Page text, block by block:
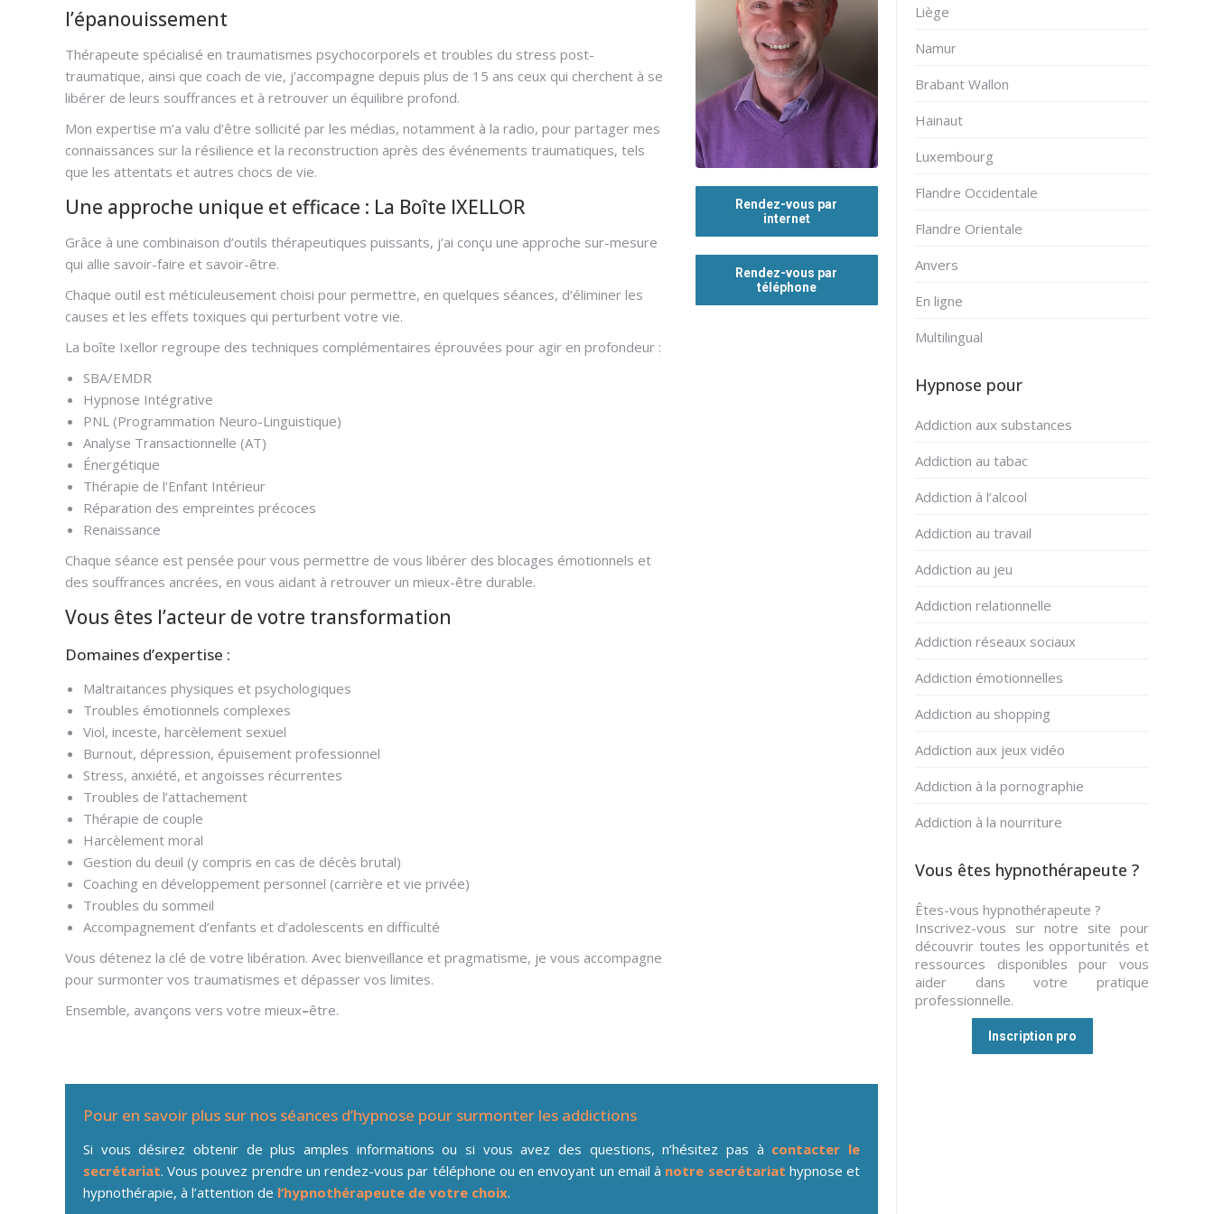
l’épanouissement
Thérapeute spécialisé en traumatismes psychocorporels et troubles du stress post-
traumatique, ainsi que coach de vie, j’accompagne depuis plus de 15 ans ceux qui cherchent à se
libérer de leurs souffrances et à retrouver un équilibre profond.
Mon expertise m’a valu d’être sollicité par les médias, notamment à la radio, pour partager mes
connaissances sur la résilience et la reconstruction après des événements traumatiques, tels
que les attentats et autres chocs de vie.
Une approche unique et efficace : La Boîte IXELLOR
Grâce à une combinaison d’outils thérapeutiques puissants, j’ai conçu une approche sur-mesure
qui allie savoir-faire et savoir-être.
Chaque outil est méticuleusement choisi pour permettre, en quelques séances, d’éliminer les
causes et les effets toxiques qui perturbent votre vie.
La boîte Ixellor regroupe des techniques complémentaires éprouvées pour agir en profondeur :
SBA/EMDR
Hypnose Intégrative
PNL (Programmation Neuro-Linguistique)
Analyse Transactionnelle (AT)
Énergétique
Thérapie de l’Enfant Intérieur
Réparation des empreintes précoces
Renaissance
Chaque séance est pensée pour vous permettre de vous libérer des blocages émotionnels et
des souffrances ancrées, en vous aidant à retrouver un mieux-être durable.
Vous êtes l’acteur de votre transformation
Domaines d’expertise :
Maltraitances physiques et psychologiques
Troubles émotionnels complexes
Viol, inceste, harcèlement sexuel
Burnout, dépression, épuisement professionnel
Stress, anxiété, et angoisses récurrentes
Troubles de l’attachement
Thérapie de couple
Harcèlement moral
Gestion du deuil (y compris en cas de décès brutal)
Coaching en développement personnel (carrière et vie privée)
Troubles du sommeil
Accompagnement d’enfants et d’adolescents en difficulté
Vous détenez la clé de votre libération. Avec bienveillance et pragmatisme, je vous accompagne
pour surmonter vos traumatismes et dépasser vos limites.
Ensemble, avançons vers votre mieux–être.
Rendez-vous par
internet
Rendez-vous par
téléphone
Pour en savoir plus sur nos séances d’hypnose pour surmonter les addictions
Si vous désirez obtenir de plus amples informations ou si vous avez des questions, n’hésitez pas à contacter le
secrétariat. Vous pouvez prendre un rendez-vous par téléphone ou en envoyant un email à notre secrétariat hypnose et
hypnothérapie, à l’attention de l’hypnothérapeute de votre choix.
Liège
Namur
Brabant Wallon
Hainaut
Luxembourg
Flandre Occidentale
Flandre Orientale
Anvers
En ligne
Multilingual
Hypnose pour
Addiction aux substances
Addiction au tabac
Addiction à l’alcool
Addiction au travail
Addiction au jeu
Addiction relationnelle
Addiction réseaux sociaux
Addiction émotionnelles
Addiction au shopping
Addiction aux jeux vidéo
Addiction à la pornographie
Addiction à la nourriture
Vous êtes hypnothérapeute ?
Êtes-vous hypnothérapeute ?
Inscrivez-vous sur notre site pour
découvrir toutes les opportunités et
ressources disponibles pour vous
aider dans votre pratique
professionnelle.
Inscription pro